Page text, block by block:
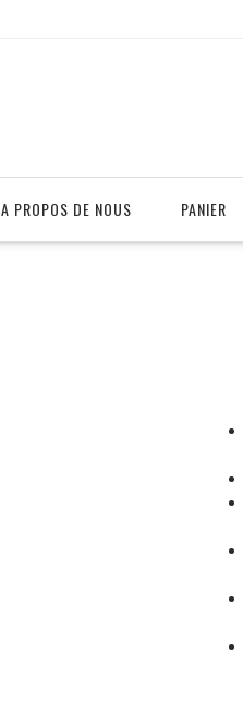
A PROPOS DE NOUS PANIER